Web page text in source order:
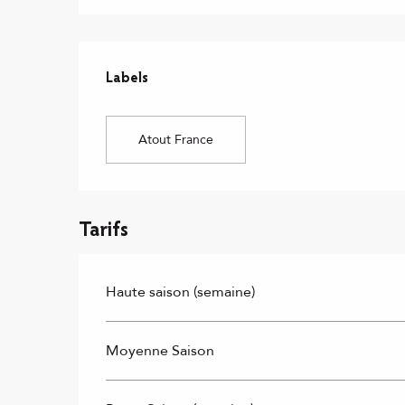
Labels
Labels
Atout France
Tarifs
Haute saison (semaine)
Moyenne Saison